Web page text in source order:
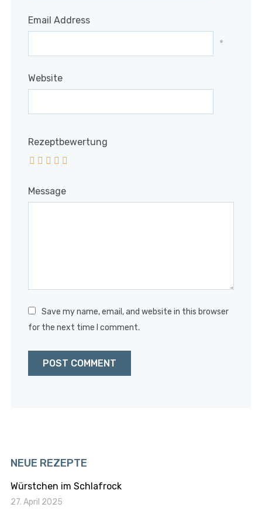
Email Address
*
Website
Rezeptbewertung
Message
Save my name, email, and website in this browser
for the next time I comment.
NEUE REZEPTE
Würstchen im Schlafrock
27. April 2025